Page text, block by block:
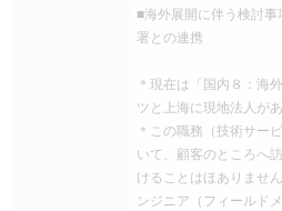
■海外展開に伴う検討
署との連携
＊現在は「国内８：海
ツと上海に現地法人があ
＊この職務（技術サー
いて、顧客のところへ
けることはほありませ
ンジニア（フィールド